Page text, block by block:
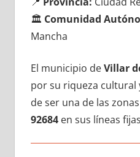
🏛️ Comunidad
Mancha
El municipio dеVillar
pοr su riqueza cultural
dе ser una dе las
92684en sus líneas